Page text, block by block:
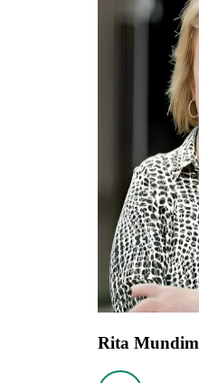
Rita Mundim